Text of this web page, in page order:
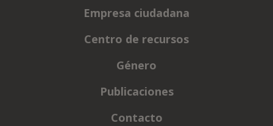
Empresa ciudadana
Centro de recursos
Género
Publicaciones
Contacto